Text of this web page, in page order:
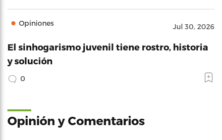
Opiniones Jul 30, 2026
El sinhogarismo juvenil tiene rostro, historia
y solución
0
Opinión y Comentarios